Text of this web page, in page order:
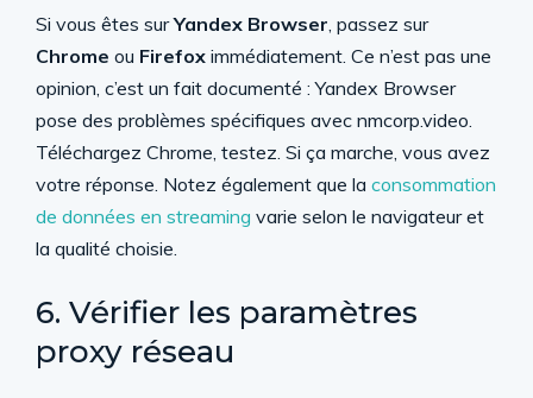
Si vous êtes surYandex Browser, passez sur
Chrome ou Firefox immédiatement. Ce n’est pas une
opinion, c’est un fait documenté : Yandex Browser
pose des problèmes spécifiques avec nmcorp.video.
Téléchargez Chrome, testez. Si ça marche, vous avez
votre réponse. Notez également que la consommation
de données en streaming varie selon le navigateur et
la qualité choisie.
6. Vérifier les paramètres
proxy réseau